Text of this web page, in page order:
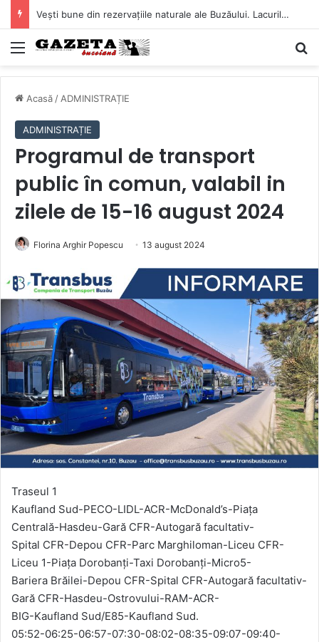
Vești bune din rezervațiile naturale ale Buzăului. Lacurile de la Boldu și Balta Albă și-au refăcut o bună parte din luciul de apă
Mediu
Acasă / ADMINISTRAȚIE
ADMINISTRAȚIE
Programul de transport
public în comun, valabil in
zilele de 15-16 august 2024
Florina Arghir Popescu 13 august 2024
Traseul 1
Kaufland Sud-PECO-LIDL-ACR-McDonald’s-Piața
Centrală-Hasdeu-Gară CFR-Autogară facultativ-
Spital CFR-Depou CFR-Parc Marghiloman-Liceu CFR-
Liceu 1-Piaţa Dorobanți-Taxi Dorobanţi-Micro5-
Bariera Brăilei-Depou CFR-Spital CFR-Autogară facultativ-
Gară CFR-Hasdeu-Ostrovului-RAM-ACR-
BIG-Kaufland Sud/E85-Kaufland Sud.
05:52-06:25-06:57-07:30-08:02-08:35-09:07-09:40-